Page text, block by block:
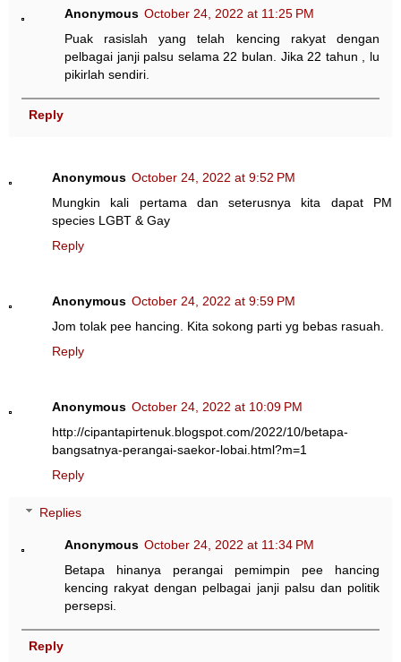
Anonymous October 24, 2022 at 11:25 PM
Puak rasislah yang telah kencing rakyat dengan
pelbagai janji palsu selama 22 bulan. Jika 22 tahun , lu
pikirlah sendiri.
Reply
Anonymous October 24, 2022 at 9:52 PM
Mungkin kali pertama dan seterusnya kita dapat PM
species LGBT & Gay
Reply
Anonymous October 24, 2022 at 9:59 PM
Jom tolak pee hancing. Kita sokong parti yg bebas rasuah.
Reply
Anonymous October 24, 2022 at 10:09 PM
http://cipantapirtenuk.blogspot.com/2022/10/betapa-
bangsatnya-perangai-saekor-lobai.html?m=1
Reply
Replies
Anonymous October 24, 2022 at 11:34 PM
Betapa hinanya perangai pemimpin pee hancing
kencing rakyat dengan pelbagai janji palsu dan politik
persepsi.
Reply